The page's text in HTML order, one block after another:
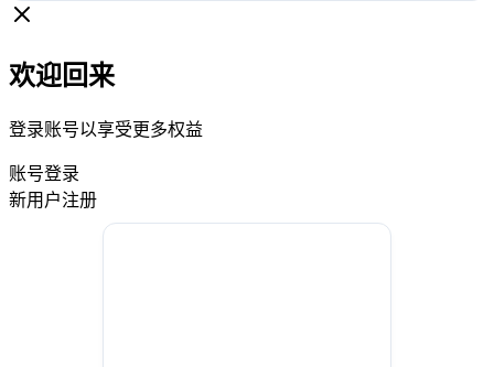
欢迎回来
登录账号以享受更多权益
账号登录
新用户注册